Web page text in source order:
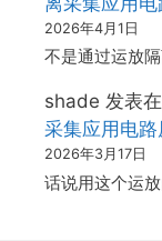
2026年4月1日
不是通过运放
shade 发表在
采集应用电
2026年3月17日
话说用这个运